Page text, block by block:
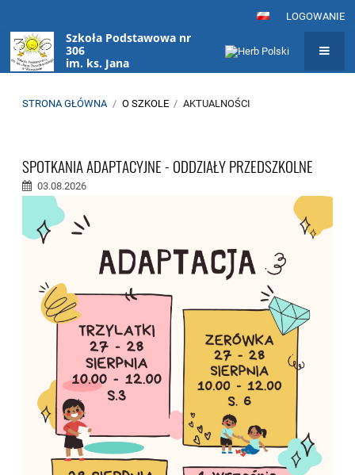
LOGOWANIE
Szkoła Podstawowa nr
306
im. ks. Jana
Twardowskiego
STRONA GŁÓWNA / O SZKOLE / AKTUALNOŚCI
SPOTKANIA ADAPTACYJNE - ODDZIAŁY PRZEDSZKOLNE
03.08.2026